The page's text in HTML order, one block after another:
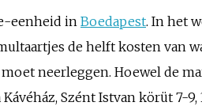
eenheid in Boedapest. In het
de helft kosten van
neerleggen. Hoewel de
Szént Istvan körüt 7-9,